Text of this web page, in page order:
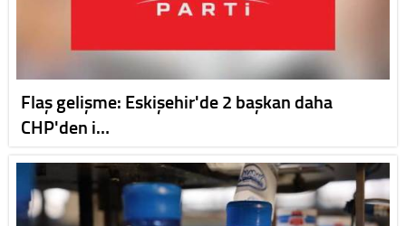
Flaş gelişme: Eskişehir'de 2 başkan daha
CHP'den i…